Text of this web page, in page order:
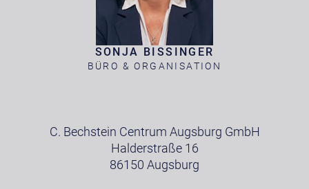
SONJA BISSINGER
BÜRO & ORGANISATION
C. Bechstein Centrum Augsburg GmbH
Halderstraße 16
86150 Augsburg